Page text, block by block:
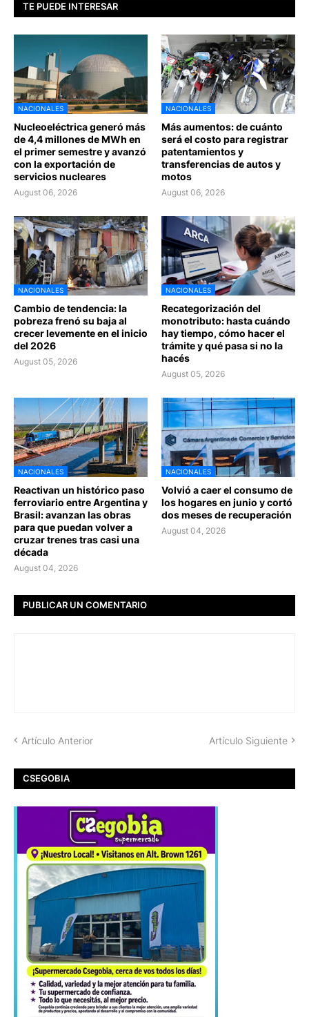
TE PUEDE INTERESAR
NACIONALES
Nucleoeléctrica generó más
de 4,4 millones de MWh en
el primer semestre y avanzó
con la exportación de
servicios nucleares
August 06, 2026
NACIONALES
Más aumentos: de cuánto
será el costo para registrar
patentamientos y
transferencias de autos y
motos
August 06, 2026
NACIONALES
Cambio de tendencia: la
pobreza frenó su baja al
crecer levemente en el inicio
del 2026
August 05, 2026
NACIONALES
Recategorización del
monotributo: hasta cuándo
hay tiempo, cómo hacer el
trámite y qué pasa si no la
hacés
August 05, 2026
NACIONALES
Reactivan un histórico paso
ferroviario entre Argentina y
Brasil: avanzan las obras
para que puedan volver a
cruzar trenes tras casi una
década
August 04, 2026
NACIONALES
Volvió a caer el consumo de
los hogares en junio y cortó
dos meses de recuperación
August 04, 2026
PUBLICAR UN COMENTARIO
Artículo Anterior Artículo Siguiente
CSEGOBIA